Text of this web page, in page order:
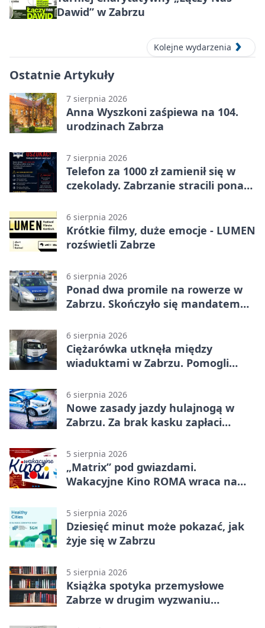
Dawid” w Zabrzu
Kolejne wydarzenia
Ostatnie Artykuły
7 sierpnia 2026
Anna Wyszkoni zaśpiewa na 104.
urodzinach Zabrza
7 sierpnia 2026
Telefon za 1000 zł zamienił się w
czekolady. Zabrzanie stracili ponad
6 sierpnia 2026
Krótkie filmy, duże emocje - LUMEN
rozświetli Zabrze
6 sierpnia 2026
Ponad dwa promile na rowerze w
Zabrzu. Skończyło się mandatem
6 sierpnia 2026
Ciężarówka utknęła między
wiaduktami w Zabrzu. Pomogli
6 sierpnia 2026
Nowe zasady jazdy hulajnogą w
Zabrzu. Za brak kasku zapłaci
5 sierpnia 2026
„Matrix” pod gwiazdami.
Wakacyjne Kino ROMA wraca na
5 sierpnia 2026
Dziesięć minut może pokazać, jak
żyje się w Zabrzu
5 sierpnia 2026
Książka spotyka przemysłowe
Zabrze w drugim wyzwaniu